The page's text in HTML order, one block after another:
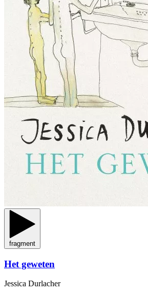
fragment
Het geweten
Jessica Durlacher